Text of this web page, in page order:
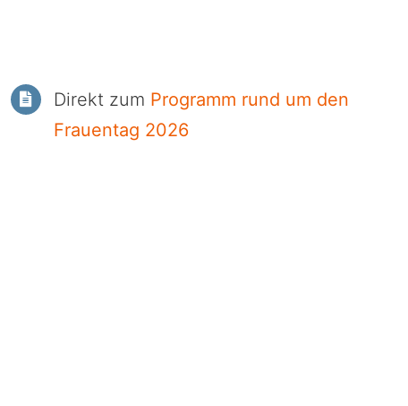
Direkt zum Programm rund um den
Frauentag 2026